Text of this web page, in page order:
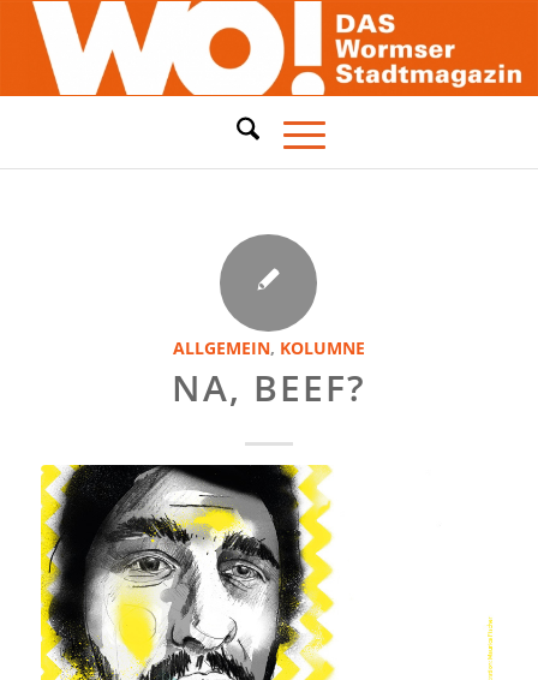
ALLGEMEIN, KOLUMNE
NA, BEEF?